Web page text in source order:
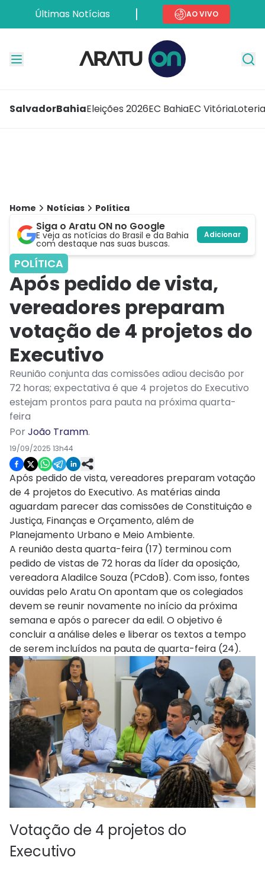
Últimas Notícias AO VIVO
SalvadorBahiaEleições 2026EC BahiaEC Vitória
Home Notícias Política
Siga o Aratu ON no Google
E veja as notícias do Brasil e da Bahia
com destaque nas suas buscas.
Adicionar
POLÍTICA
Após pedido de vista,
vereadores preparam
votação de 4 projetos do
Executivo
Reunião conjunta das comissões adiou decisão por
72 horas; expectativa é que 4 projetos do Executivo
estejam prontos para pauta na próxima quarta-
feira
PorJoão Tramm.
19/09/2025 13h44
Após pedido de vista, vereadores preparam votação
de 4 projetos do Executivo. As matérias ainda
aguardam parecer das comissões de Constituição e
Justiça, Finanças e Orçamento, além de
Planejamento Urbano e Meio Ambiente.
A reunião desta quarta-feira (17) terminou com
pedido de vistas de 72 horas da líder da oposição,
vereadora Aladilce Souza (PCdoB). Com isso, fontes
ouvidas pelo Aratu On apontam que os colegiados
devem se reunir novamente no início da próxima
semana e após o parecer da edil. O objetivo é
concluir a análise deles e liberar os textos a tempo
de serem incluídos na pauta de quarta-feira (24).
Votação de 4 projetos do
Executivo